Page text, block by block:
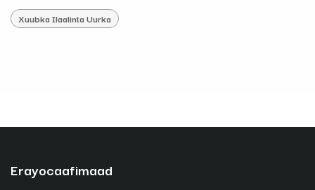
Xuubka Ilaalinta Uurka
Erayocaafimaad